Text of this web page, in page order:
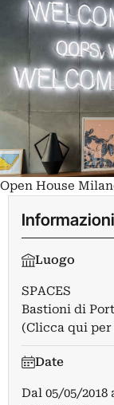
Open House
Luogo
SPACES
Bastioni di
(Clicca qui per
Date
Dal 05/05/2018